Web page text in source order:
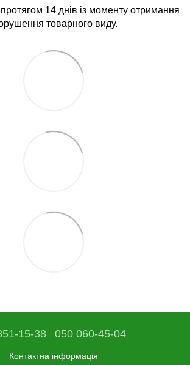
14 днів із моменту отримання
товарного виду.
15-38 050 060-45-04
Контактна інформація